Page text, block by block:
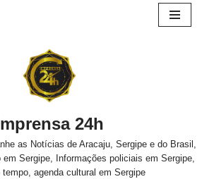
24h
as Notícias de Aracaju, Sergipe e do Brasil,
em Sergipe, Informações policiais em Sergipe,
tempo, agenda cultural em Sergipe